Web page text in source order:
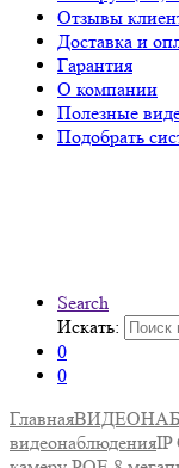
Отзывы
Доставка и
Гарантия
О компании
Полезные
Подобрать
Search
Искать:
0
0
Главная
видеонаблюденияIP